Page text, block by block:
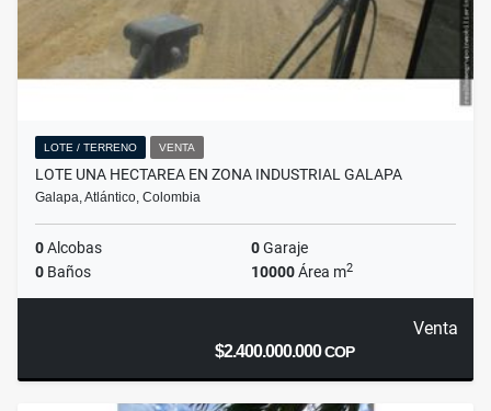
LOTE / TERRENO VENTA
LOTE UNA HECTAREA EN ZONA INDUSTRIAL GALAPA
Galapa, Atlántico, Colombia
0Alcobas 0Garaje
0 Baños 10000Área m2
Venta
$2.400.000.000COP